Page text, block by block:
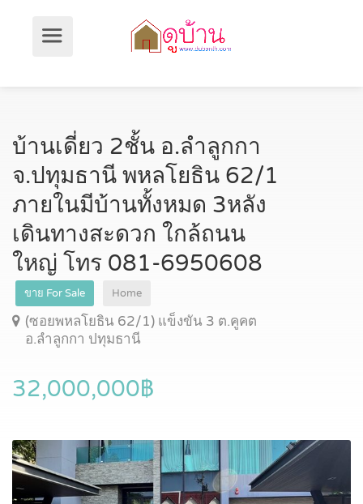
บ้านเดี่ยว 2ชั้น อ.ลำลูกกา
จ.ปทุมธานี พหลโยธิน 62/1
ภายในมีบ้านทั้งหมด 3หลัง
เดินทางสะดวก ใกล้ถนน
ใหญ่ โทร 081-6950608
ขาย For Sale Home
(ซอยพหลโยธิน 62/1) แข็งขัน 3 ต.คูคต
อ.ลำลูกกา ปทุมธานี
32,000,000฿